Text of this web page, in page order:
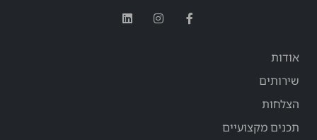
אודות
שירותים
הצלחות
תכנים מקצועיים